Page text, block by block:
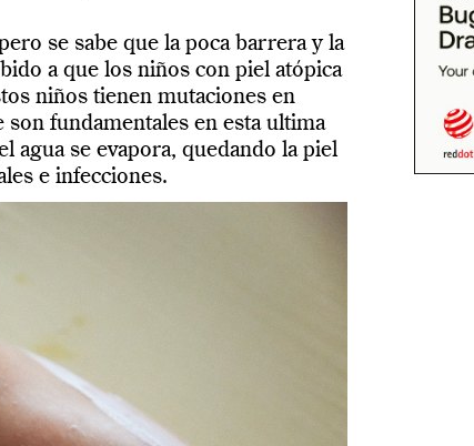
se sabe que la poca barrera y la
a que los niños con piel atópica
niños tienen mutaciones en
son fundamentales en esta ultima
agua se evapora, quedando la piel
e infecciones.